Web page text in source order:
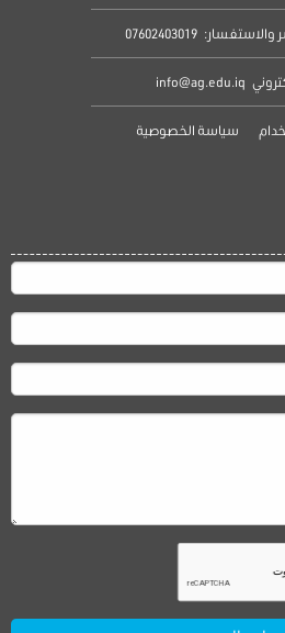
والاستفسار: 07602403019
info@ag.edu.iq
سياسة الخصوصية